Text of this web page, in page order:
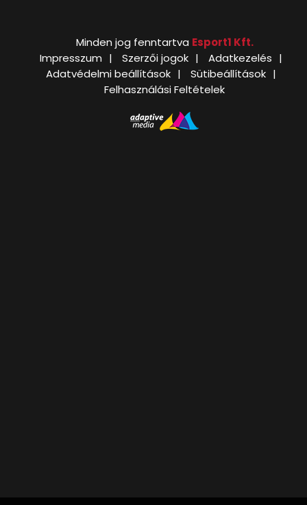
Minden jog fenntartva Esport1 Kft.
Impresszum
Szerzői jogok
Adatkezelés
Adatvédelmi beállítások
Sütibeállítások
Felhasználási Feltételek